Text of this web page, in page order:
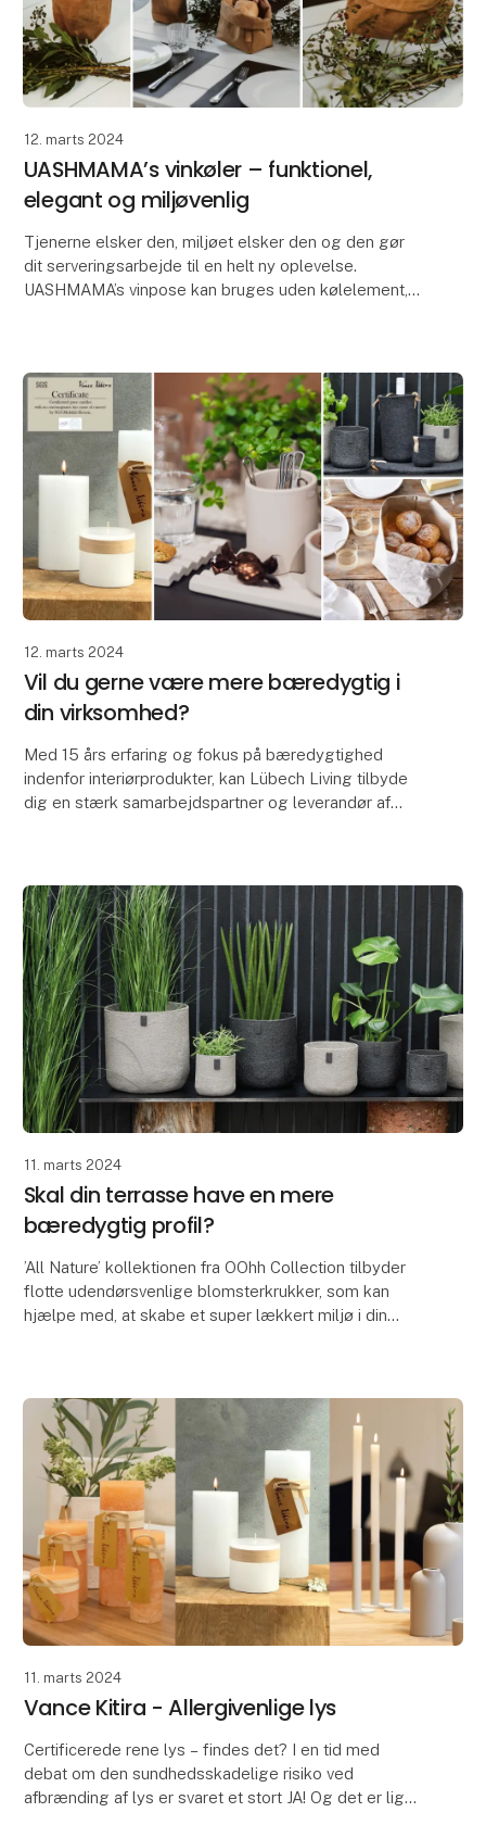
12. marts 2024
UASHMAMA’s vinkøler – funktionel,
elegant og miljøvenlig
Tjenerne elsker den, miljøet elsker den og den gør
dit serveringsarbejde til en helt ny oplevelse.
UASHMAMA’s vinpose kan bruges uden kølelement,
12. marts 2024
Vil du gerne være mere bæredygtig i
din virksomhed?
Med 15 års erfaring og fokus på bæredygtighed
indenfor interiørprodukter, kan Lübech Living tilbyde
dig en stærk samarbejdspartner og leverandør af
11. marts 2024
Skal din terrasse have en mere
bæredygtig profil?
’All Nature’ kollektionen fra OOhh Collection tilbyder
flotte udendørsvenlige blomsterkrukker, som kan
hjælpe med, at skabe et super lækkert miljø i din
11. marts 2024
Vance Kitira - Allergivenlige lys
Certificerede rene lys – findes det? I en tid med
debat om den sundhedsskadelige risiko ved
afbrænding af lys er svaret et stort JA! Og det er lige